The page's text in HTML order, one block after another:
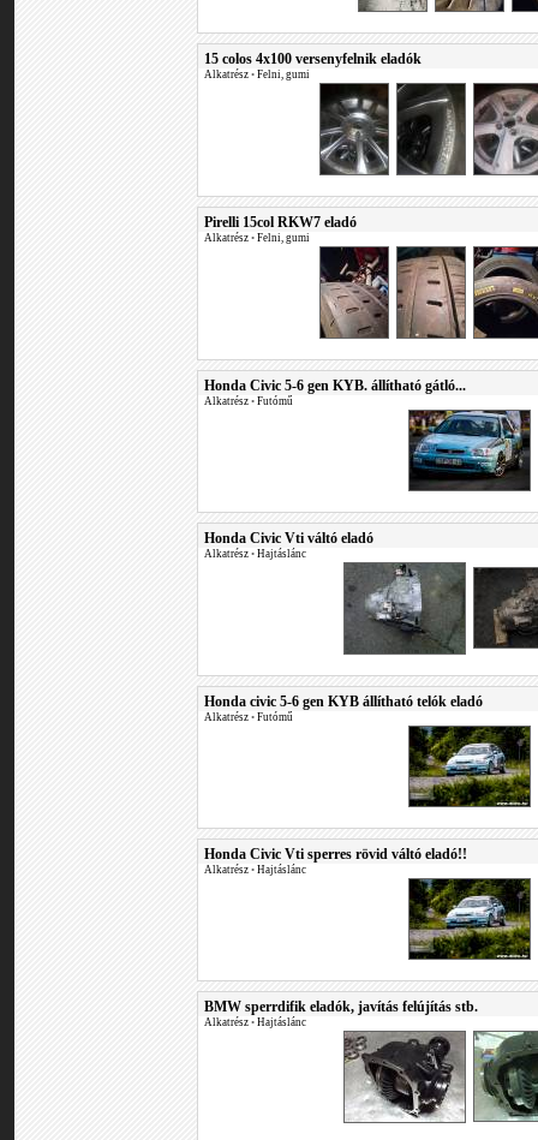
15 colos 4x100 versenyfelnik eladók
Alkatrész • Felni, gumi
Pirelli 15col RKW7 eladó
Alkatrész • Felni, gumi
Honda Civic 5-6 gen KYB. állítható gátló...
Alkatrész • Futómű
Honda Civic Vti váltó eladó
Alkatrész • Hajtáslánc
Honda civic 5-6 gen KYB állítható telók eladó
Alkatrész • Futómű
Honda Civic Vti sperres rövid váltó eladó!!
Alkatrész • Hajtáslánc
BMW sperrdifik eladók, javítás felújítás stb.
Alkatrész • Hajtáslánc